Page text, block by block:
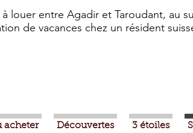
à louer entre Agadir et Taroudant, au
de vacances chez un résident
acheter Découvertes 3 étoiles